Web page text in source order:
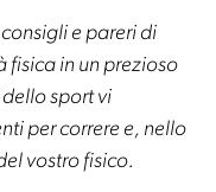
e pareri di
fisica in un prezioso
sport vi
per correre e, nello
vostro fisico.